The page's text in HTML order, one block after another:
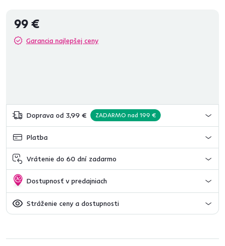
99 €
Garancia najlepšej ceny
Doprava od 3,99 € ZADARMO nad 199 €
Platba
Vrátenie do 60 dní zadarmo
Dostupnosť v predajniach
Stráženie ceny a dostupnosti